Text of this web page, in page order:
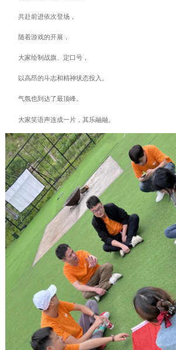
共赴前进依次登场，
随着游戏的开展，
大家绘制战旗、定口号，
以高昂的斗志和精神状态投入。
气氛也到达了最顶峰。
大家笑语声连成一片，其乐融融。